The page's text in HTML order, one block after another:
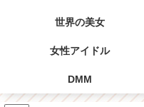
世界の美女
女性アイドル
DMM